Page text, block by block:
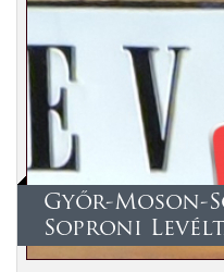
Győr-Moson-
Soproni